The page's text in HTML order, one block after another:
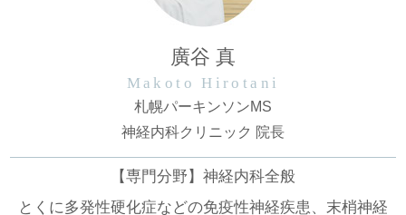
廣谷 真
Makoto Hirotani
札幌パーキンソンMS
神経内科クリニック 院長
【専門分野】神経内科全般
とくに多発性硬化症などの免疫性神経疾患、末梢神経